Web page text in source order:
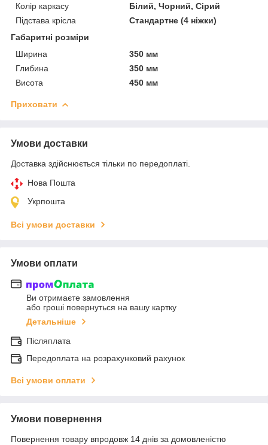
Колір каркасу
Білий, Чорний, Сірий
Підстава крісла
Стандартне (4 ніжки)
Габаритні розміри
Ширина
350 мм
Глибина
350 мм
Висота
450 мм
Приховати
Умови доставки
Доставка здійснюється тільки по передоплаті.
Нова Пошта
Укрпошта
Всі умови доставки
Умови оплати
Ви отримаєте замовлення
або гроші повернуться на вашу картку
Детальніше
Післяплата
Передоплата на розрахунковий рахунок
Всі умови оплати
Умови повернення
Повернення товару впродовж 14 днів за домовленістю